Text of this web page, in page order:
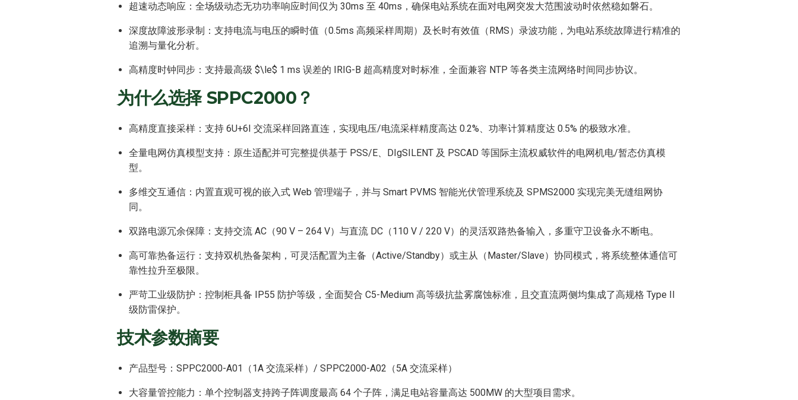
超速动态响应：全场级动态无功功率响应时间仅为 30ms 至 40ms，确保电站系统在面对电网突发大范围波动时依然稳如磐石。
深度故障波形录制：支持电流与电压的瞬时值（0.5ms 高频采样周期）及长时有效值（RMS）录波功能，为电站系统故障进行精准的
追溯与量化分析。
高精度时钟同步：支持最高级 $\le$ 1 ms 误差的 IRIG-B 超高精度对时标准，全面兼容 NTP 等各类主流网络时间同步协议。
为什么选择 SPPC2000？
高精度直接采样：支持 6U+6I 交流采样回路直连，实现电压/电流采样精度高达 0.2%、功率计算精度达 0.5% 的极致水准。
全量电网仿真模型支持：原生适配并可完整提供基于 PSS/E、DIgSILENT 及 PSCAD 等国际主流权威软件的电网机电/暂态仿真模
型。
多维交互通信：内置直观可视的嵌入式 Web 管理端子，并与 Smart PVMS 智能光伏管理系统及 SPMS2000 实现完美无缝组网协
同。
双路电源冗余保障：支持交流 AC（90 V – 264 V）与直流 DC（110 V / 220 V）的灵活双路热备输入，多重守卫设备永不断电。
高可靠热备运行：支持双机热备架构，可灵活配置为主备（Active/Standby）或主从（Master/Slave）协同模式，将系统整体通信可
靠性拉升至极限。
严苛工业级防护：控制柜具备 IP55 防护等级，全面契合 C5-Medium 高等级抗盐雾腐蚀标准，且交直流两侧均集成了高规格 Type II
级防雷保护。
技术参数摘要
产品型号：SPPC2000-A01（1A 交流采样）/ SPPC2000-A02（5A 交流采样）
大容量管控能力：单个控制器支持跨子阵调度最高 64 个子阵，满足电站容量高达 500MW 的大型项目需求。